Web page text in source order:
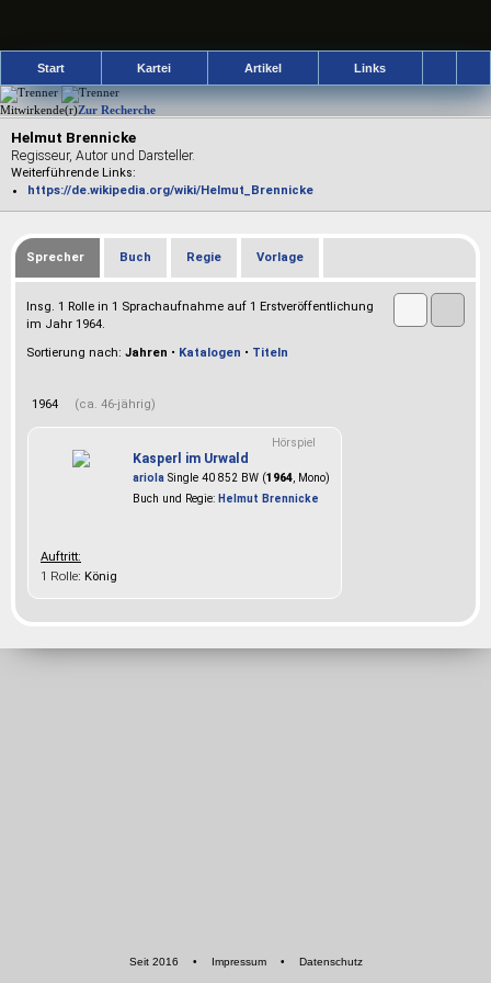
Start Kartei Artikel Links
Mitwirkende(r)Zur Recherche
Helmut Brennicke
Regisseur, Autor und Darsteller.
Weiterführende Links:
https://de.wikipedia.org/wiki/Helmut_Brennicke
Sprecher Buch Regie Vorlage
Insg. 1 Rolle in 1 Sprachaufnahme auf 1 Erstveröffentlichung
im Jahr 1964.
Sortierung nach: Jahren • Katalogen • Titeln
1964 (ca. 46-jährig)
Hörspiel
Kasperl im Urwald
ariola Single 40 852 BW (1964 , Mono)
Buch und Regie: Helmut Brennicke
Auftritt:
1 Rolle: König
Seit 2016 • Impressum • Datenschutz